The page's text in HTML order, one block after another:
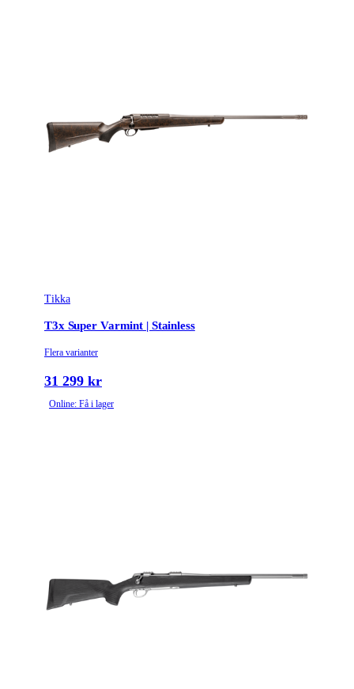
Tikka
T3x Super Varmint | Stainless
Flera varianter
31 299 kr
Online: Få i lager